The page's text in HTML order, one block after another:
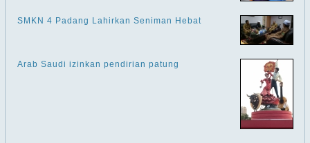
SMKN 4 Padang Lahirkan Seniman Hebat
Arab Saudi izinkan pendirian patung